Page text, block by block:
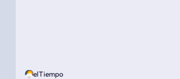
elTiempo